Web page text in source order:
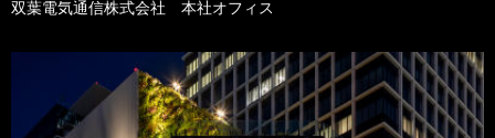
双葉電気通信株式会社 本社オフィス